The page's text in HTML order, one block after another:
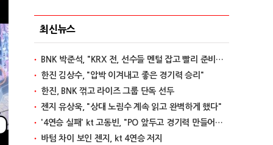
최신뉴스
BNK 박준석, "KRX 전, 선수들 멘털 잡고 빨리 준비할 것"
한진 김상수, "압박 이겨내고 좋은 경기력 승리"
한진, BNK 꺾고 라이즈 그룹 단독 선두
젠지 유상욱, "상대 노림수 계속 읽고 완벽하게 했다"
'4연승 실패' kt 고동빈, "PO 앞두고 경기력 만들어가는 단계"
바텀 차이 보인 젠지, kt 4연승 저지